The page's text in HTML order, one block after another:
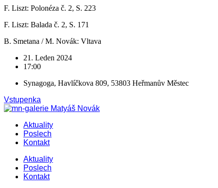
F. Liszt: Polonéza č. 2, S. 223
F. Liszt: Balada č. 2, S. 171
B. Smetana / M. Novák: Vltava
21. Leden 2024
17:00
Synagoga, Havlíčkova 809, 53803 Heřmanův Městec
Vstupenka
Aktuality
Poslech
Kontakt
Aktuality
Poslech
Kontakt